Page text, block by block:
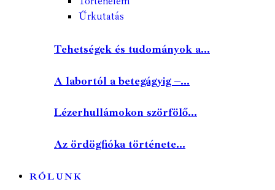
Űrkutatás
Tehetségek és tudományok a...
A labortól a betegágyig –...
Lézerhullámokon szörfölő...
Az ördögfióka története...
RÓLUNK